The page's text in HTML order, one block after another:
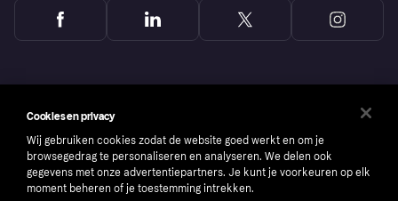
Cookies en privacy
Wij gebruiken cookies zodat de website goed werkt en om je
browsegedrag te personaliseren en analyseren. We delen ook
gegevens met onze advertentiepartners. Je kunt je voorkeuren op elk
moment beheren of je toestemming intrekken.